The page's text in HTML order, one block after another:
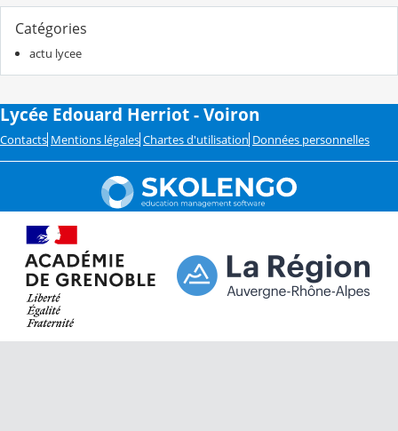
Catégories
actu lycee
Lycée Edouard Herriot - Voiron
Contacts Mentions légales Chartes d'utilisation Données personnelles